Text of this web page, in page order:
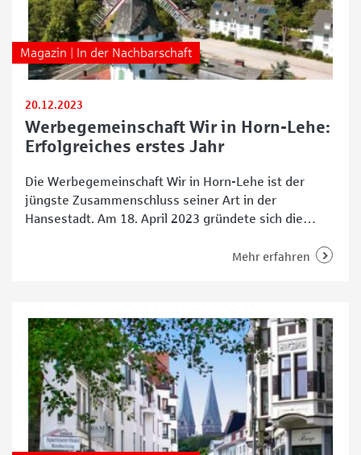
Magazin | In der Nachbarschaft
20.12.2023
Werbegemeinschaft Wir in Horn-Lehe:
Erfolgreiches erstes Jahr
Die Werbegemeinschaft Wir in Horn-Lehe ist der
jüngste Zusammenschluss seiner Art in der
Hansestadt. Am 18. April 2023 gründete sich die
Horner Weihnachtsmarktes, bravourös bestanden.
Ortsamt und Privatpersonen noch auf die Beine
Mehr erfahren